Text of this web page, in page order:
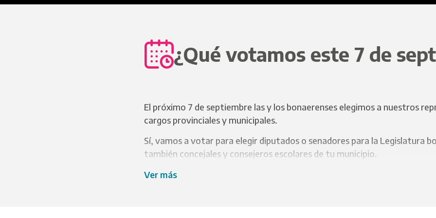
¿Qué votamos este 7 de
El próximo 7 de septiembre las y los bonaerenses elegimos a nuestros
cargos provinciales y municipales.
Sí, vamos a votar para elegir diputados o senadores para la Legislatura
también concejales y consejeros escolares de tu municipio.
Para poder votar necesitás ser mayor de 16 años al momento de la
Ver más